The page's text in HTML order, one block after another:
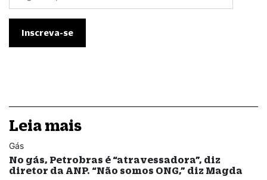
Leia mais
Gás
No gás, Petrobras é “atravessadora”, diz
diretor da ANP. “Não somos ONG,” diz Magda